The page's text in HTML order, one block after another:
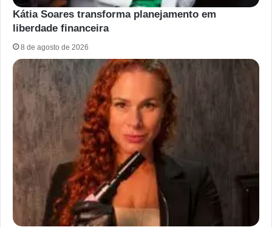
Kátia Soares transforma planejamento em
liberdade financeira
8 de agosto de 2026